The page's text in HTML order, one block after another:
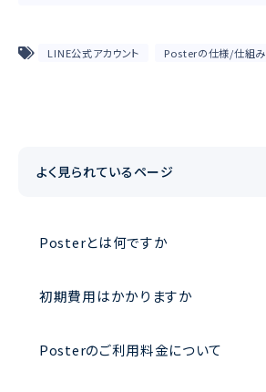
よく見られているページ
Posterとは何ですか
初期費用はかかりますか
Posterのご利用料金について
LINE公式アカウント Posterの仕様/仕組み